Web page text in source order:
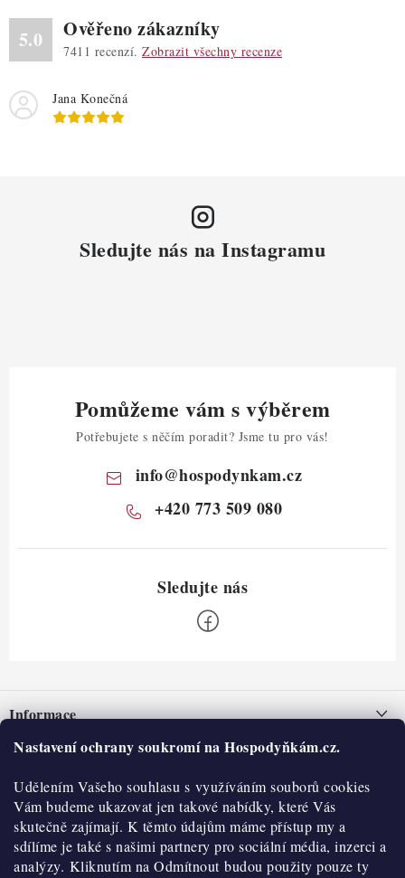
Nastavení ochrany soukromí na Hospodyňkám.cz.
Udělením Vašeho souhlasu s využíváním souborů cookies
Vám budeme ukazovat jen takové nabídky, které Vás
skutečně zajímají. K těmto údajům máme přístup my a
sdílíme je také s našimi partnery pro sociální média, inzerci a
analýzy. Kliknutím na Odmítnout budou použity pouze ty
5.0 Ověřeno zákazníky
7411 recenzí. Zobrazit všechny recenze
Jana Konečná
Sledujte nás na Instagramu
Pomůžeme vám s výběrem
Potřebujete s něčím poradit? Jsme tu pro vás!
info@hospodynkam.cz
+420 773 509 080
pInformace
Nepřevzetí zásilky na dobírku
Obchodní podmínky
Hodnocení obchodu
Blog
O nás
Historie
Kontakty
O nákupu
Reklamace a vratky